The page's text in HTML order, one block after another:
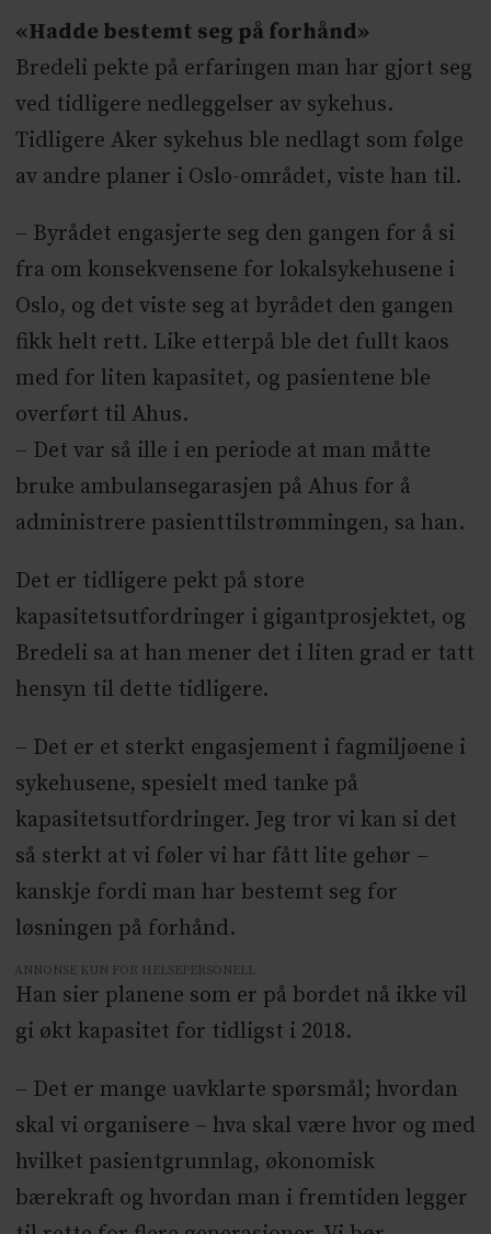
«Hadde bestemt seg på forhånd»
Bredeli pekte på erfaringen man har gjort seg
ved tidligere nedleggelser av sykehus.
Tidligere Aker sykehus ble nedlagt som følge
av andre planer i Oslo-området, viste han til.
– Byrådet engasjerte seg den gangen for å si
fra om konsekvensene for lokalsykehusene i
Oslo, og det viste seg at byrådet den gangen
fikk helt rett. Like etterpå ble det fullt kaos
med for liten kapasitet, og pasientene ble
overført til Ahus.
– Det var så ille i en periode at man måtte
bruke ambulansegarasjen på Ahus for å
administrere pasienttilstrømmingen, sa han.
Det er tidligere pekt på store
kapasitetsutfordringer i gigantprosjektet, og
Bredeli sa at han mener det i liten grad er tatt
hensyn til dette tidligere.
– Det er et sterkt engasjement i fagmiljøene i
sykehusene, spesielt med tanke på
kapasitetsutfordringer. Jeg tror vi kan si det
så sterkt at vi føler vi har fått lite gehør –
kanskje fordi man har bestemt seg for
løsningen på forhånd.
ANNONSE KUN FOR HELSEPERSONELL
Han sier planene som er på bordet nå ikke vil
gi økt kapasitet for tidligst i 2018.
– Det er mange uavklarte spørsmål; hvordan
skal vi organisere – hva skal være hvor og med
hvilket pasientgrunnlag, økonomisk
bærekraft og hvordan man i fremtiden legger